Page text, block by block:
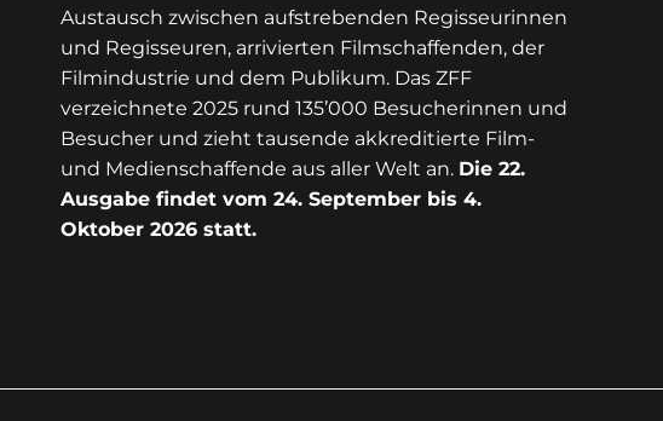
Austausch zwischen aufstrebenden Regisseurinnen
und Regisseuren, arrivierten Filmschaffenden, der
Filmindustrie und dem Publikum. Das ZFF
verzeichnete 2025 rund 135’000 Besucherinnen und
Besucher und zieht tausende akkreditierte Film-
und Medienschaffende aus aller Welt an. Die 22.
Ausgabe findet vom 24. September bis 4.
Oktober 2026 statt.